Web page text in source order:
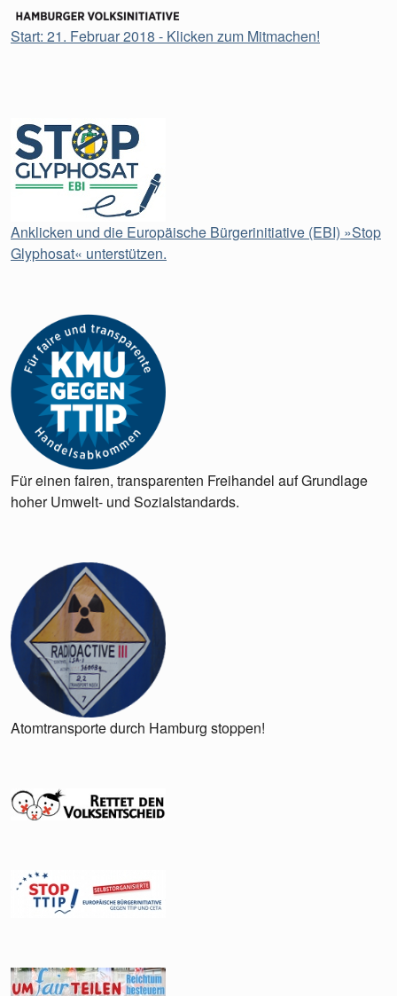
Start: 21. Februar 2018 - Klicken zum Mitmachen!
Anklicken und die Europäische Bürgerinitiative (EBI) »Stop
Glyphosat« unterstützen.
Für einen fairen, transparenten Freihandel auf Grundlage
hoher Umwelt- und Sozialstandards.
Atomtransporte durch Hamburg stoppen!